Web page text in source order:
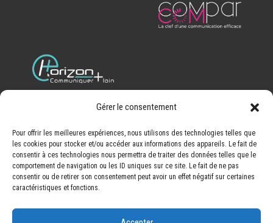
Gérer le consentement
Pour offrir les meilleures expériences, nous utilisons des technologies telles que
les cookies pour stocker et/ou accéder aux informations des appareils. Le fait de
consentir à ces technologies nous permettra de traiter des données telles que le
comportement de navigation ou les ID uniques sur ce site. Le fait de ne pas
consentir ou de retirer son consentement peut avoir un effet négatif sur certaines
caractéristiques et fonctions.
Recherches fréquentes
Dépannage serrurerie Cognac-Métallerie chaudronnerie
Cognac-Réparation tracteur et matériel viticole Cognac
-Métallerie chaudronnerie Angoulême Réparation